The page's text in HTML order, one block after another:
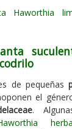
de pequeñas
el
.